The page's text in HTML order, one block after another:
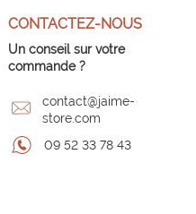
CONTACTEZ-NOUS
Un conseil sur votre
commande ?
contact@jaime-
store.com
09 52 33 78 43